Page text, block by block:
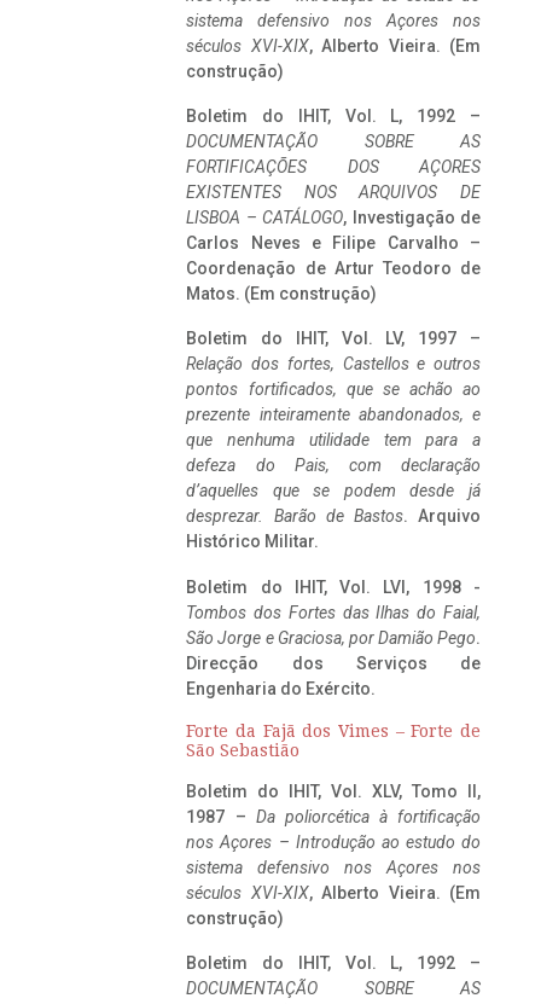
sistema defensivo nos Açores nos
séculos XVI-XIX, Alberto Vieira. (Em
construção)
Boletim do IHIT, Vol. L, 1992 –
DOCUMENTAÇÃO SOBRE AS
FORTIFICAÇÕES DOS AÇORES
EXISTENTES NOS ARQUIVOS DE
LISBOA – CATÁLOGO, Investigação de
Carlos Neves e Filipe Carvalho –
Coordenação de Artur Teodoro de
Matos. (Em construção)
Boletim do IHIT, Vol. LV, 1997 –
Relação dos fortes, Castellos e outros
pontos fortificados, que se achão ao
prezente inteiramente abandonados, e
que nenhuma utilidade tem para a
defeza do Pais, com declaração
d’aquelles que se podem desde já
desprezar. Barão de Bastos. Arquivo
Histórico Militar.
Boletim do IHIT, Vol. LVI, 1998 -
Tombos dos Fortes das Ilhas do Faial,
São Jorge e Graciosa, por Damião Pego.
Direcção dos Serviços de
Engenharia do Exército.
Forte da Fajã dos Vimes – Forte de
São Sebastião
Boletim do IHIT, Vol. XLV, Tomo II,
1987 – Da poliorcética à fortificação
nos Açores – Introdução ao estudo do
sistema defensivo nos Açores nos
séculos XVI-XIX, Alberto Vieira. (Em
construção)
Boletim do IHIT, Vol. L, 1992 –
DOCUMENTAÇÃO SOBRE AS